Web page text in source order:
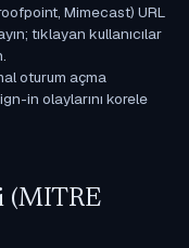
Mimecast) URL
tıklayan kullanıcılar
oturum açma
in olaylarını korele
(MITRE